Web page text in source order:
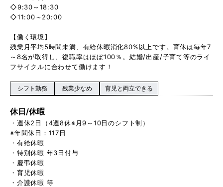
◇9:30～18:30
◇11:00～20:00
【働く環境】
残業月平均5時間未満、有給休暇消化80%以上です。育休は毎年7
～8名が取得し、復職率はほぼ100％。結婚/出産/子育て等のライ
フサイクルに合わせて働けます！
シフト勤務 残業少なめ 育児と両立できる
休日/休暇
・週休2日（4週8休※月9～10日のシフト制）
※年間休日：117日
・有給休暇
・特別休暇 年3日付与
・慶弔休暇
・育児休暇
・介護休暇 等